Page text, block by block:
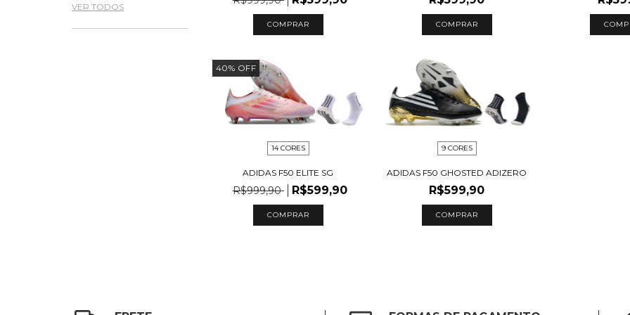
VER TODOS
COMPRAR COMPRAR
40% OFF
14 CORES
ADIDAS F50 ELITE SG
R$999,90 R$599,90
COMPRAR
9 CORES
ADIDAS F50 GHOSTED ADIZERO
R$599,90
COMPRAR